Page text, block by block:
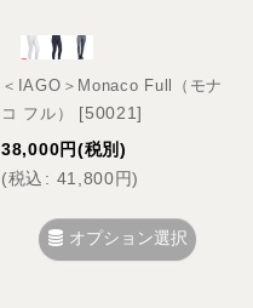
＜IAGO＞Monaco Full（モナ
コ フル）
[50021]
38,000円(税別)
(税込 : 41,800円)
オプション選択